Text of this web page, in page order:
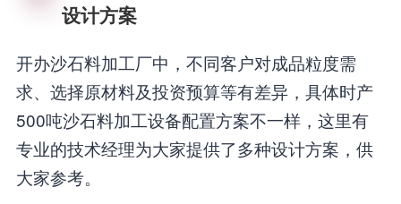
设计方案
开办沙石料加工厂中，不同客户对成品粒度需
求、选择原材料及投资预算等有差异，具体时产
500吨沙石料加工设备配置方案不一样，这里有
专业的技术经理为大家提供了多种设计方案，供
大家参考。